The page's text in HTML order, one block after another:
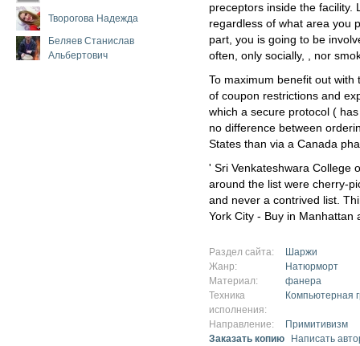
Творогова Надежда
Беляев Станислав
Альбертович
preceptors inside the facility.
regardless of what area you
part, you is going to be
often, only socially, , nor
To maximum benefit out
of coupon restrictions and
which a secure protocol (
no difference between
States than via a Canada
' Sri Venkateshwara College
around the list were cherry-
and never a contrived list.
York City - Buy in Manhattan
Раздел сайта:
Шаржи
Жанр:
Натюрморт
Материал:
фанера
Техника
исполнения:
Компьютерная
Направление:
Примитивизм
Заказать копию
Написать